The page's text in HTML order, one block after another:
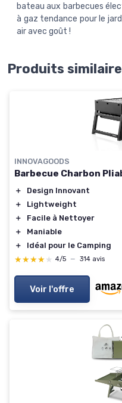
bateau aux barbecues
à gaz tendance pour le
air avec goût !
Produits
INNOVAGOODS
Barbecue Charbon
＋
Design Innovant
＋
Lightweight
＋
Facile à Nettoyer
＋
Maniable
＋
Idéal pour le Camping
★★★★★
★★★★★ 4/5 — 314 avis
Voir l'offre